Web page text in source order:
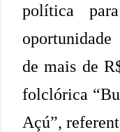
política
de mais de
folclórica
Açú”,